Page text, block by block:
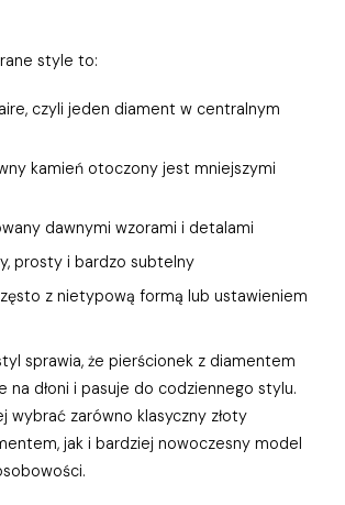
style to:
czyli jeden diament w centralnym
kamień otoczony jest mniejszymi
dawnymi wzorami i detalami
prosty i bardzo subtelny
z nietypową formą lub ustawieniem
sprawia, że pierścionek z diamentem
na dłoni i pasuje do codziennego stylu.
wybrać zarówno klasyczny złoty
jak i bardziej nowoczesny model